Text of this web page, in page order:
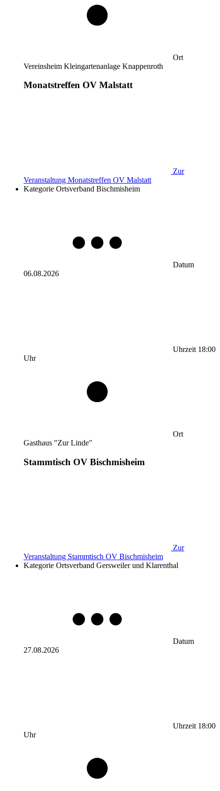
Ort
Vereinsheim Kleingartenanlage Knappenroth
Monatstreffen OV Malstatt
Zur
Veranstaltung Monatstreffen OV Malstatt
Kategorie Ortsverband Bischmisheim
Datum
06.08.2026
Uhrzeit 18:00
Uhr
Ort
Gasthaus "Zur Linde"
Stammtisch OV Bischmisheim
Zur
Veranstaltung Stammtisch OV Bischmisheim
Kategorie Ortsverband Gersweiler und Klarenthal
Datum
27.08.2026
Uhrzeit 18:00
Uhr